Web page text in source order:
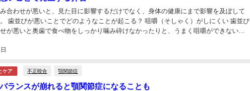
合わせが悪いと、見た目に影響するだけでなく、身体の健康にまで影響を及ぼして
歯並びが悪いことでどのようなことが起こる？ 咀嚼（そしゃく）がしにくい 歯並び
が悪いと奥歯で食べ物をしっかり噛み砕けなかったりと、うまく咀嚼ができないこ
ケア 不正咬合 顎関節症
ランスが崩れると顎関節症になることも